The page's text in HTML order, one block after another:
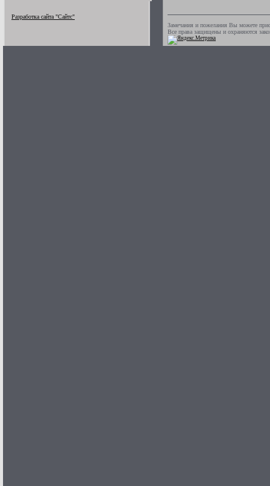
Разработка сайта "Сайтс"
Замечания и пожелания Вы можете
Все права защищены и охраняются